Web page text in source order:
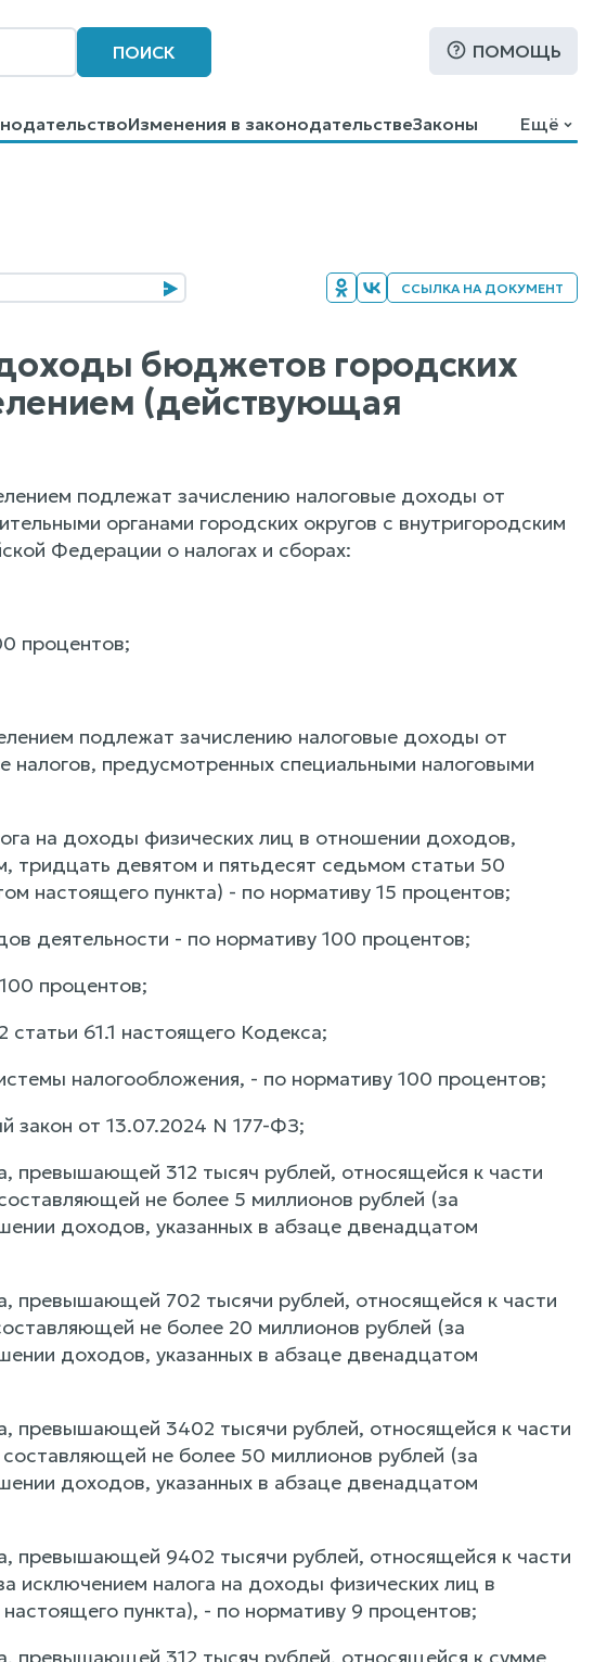
ПОИСК ПОМОЩЬ
Изменения в законодательствеЗаконы
Ещё
ССЫЛКА НА ДОКУМЕНТ
бюджетов городских
(действующая
подлежат зачислению налоговые доходы от
органами городских округов с внутригородским
Федерации о налогах и сборах:
процентов;
подлежат зачислению налоговые доходы от
предусмотренных специальными налоговыми
на доходы физических лиц в отношении доходов,
тридцать девятом и пятьдесят седьмом статьи 50
настоящего пункта) - по нормативу 15 процентов;
деятельности - по нормативу 100 процентов;
процентов;
61.1 настоящего Кодекса;
налогообложения, - по нормативу 100 процентов;
закон от 13.07.2024 N 177-ФЗ;
превышающей 312 тысяч рублей, относящейся к части
не более 5 миллионов рублей (за
доходов, указанных в абзаце двенадцатом
превышающей 702 тысячи рублей, относящейся к части
не более 20 миллионов рублей (за
доходов, указанных в абзаце двенадцатом
превышающей 3402 тысячи рублей, относящейся к части
не более 50 миллионов рублей (за
доходов, указанных в абзаце двенадцатом
превышающей 9402 тысячи рублей, относящейся к части
налога на доходы физических лиц в
пункта), - по нормативу 9 процентов;